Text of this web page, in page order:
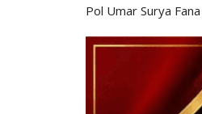
Pol Umar Surya